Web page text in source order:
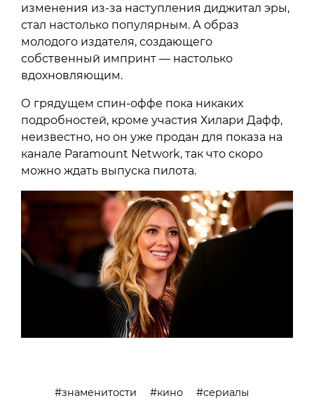
изменения из-за наступления диджитал эры,
стал настолько популярным. А образ
молодого издателя, создающего
собственный импринт — настолько
вдохновляющим.
О грядущем спин-оффе пока никаких
подробностей, кроме участия Хилари Дафф,
неизвестно, но он уже продан для показа на
канале Paramount Network, так что скоро
можно ждать выпуска пилота.
знаменитости кино сериалы